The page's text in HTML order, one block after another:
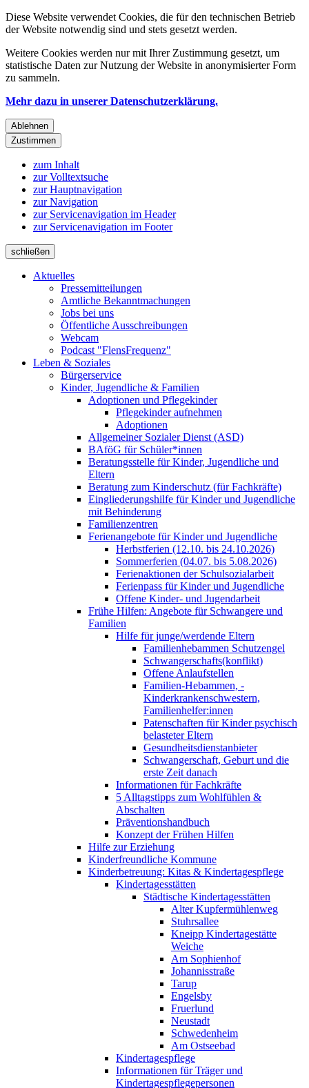
Diese Website verwendet Cookies, die für den technischen Betrieb
der Website notwendig sind und stets gesetzt werden.
Weitere Cookies werden nur mit Ihrer Zustimmung gesetzt, um
statistische Daten zur Nutzung der Website in anonymisierter Form
zu sammeln.
Mehr dazu in unserer Datenschutzerklärung.
Ablehnen
Zustimmen
zum Inhalt
zur Volltextsuche
zur Hauptnavigation
zur Navigation
zur Servicenavigation im Header
zur Servicenavigation im Footer
schließen
Aktuelles
Pressemitteilungen
Amtliche Bekanntmachungen
Jobs bei uns
Öffentliche Ausschreibungen
Webcam
Podcast "FlensFrequenz"
Leben & Soziales
Bürgerservice
Kinder, Jugendliche & Familien
Adoptionen und Pflegekinder
Pflegekinder aufnehmen
Adoptionen
Allgemeiner Sozialer Dienst (ASD)
BAföG für Schüler*innen
Beratungsstelle für Kinder, Jugendliche und
Eltern
Beratung zum Kinderschutz (für Fachkräfte)
Eingliederungshilfe für Kinder und Jugendliche
mit Behinderung
Familienzentren
Ferienangebote für Kinder und Jugendliche
Herbstferien (12.10. bis 24.10.2026)
Sommerferien (04.07. bis 5.08.2026)
Ferienaktionen der Schulsozialarbeit
Ferienpass für Kinder und Jugendliche
Offene Kinder- und Jugendarbeit
Frühe Hilfen: Angebote für Schwangere und
Familien
Hilfe für junge/werdende Eltern
Familienhebammen Schutzengel
Schwangerschafts(konflikt)
Offene Anlaufstellen
Familien-Hebammen, -
Kinderkrankenschwestern,
Familienhelfer:innen
Patenschaften für Kinder psychisch
belasteter Eltern
Gesundheitsdienstanbieter
Schwangerschaft, Geburt und die
erste Zeit danach
Informationen für Fachkräfte
5 Alltagstipps zum Wohlfühlen &
Abschalten
Präventionshandbuch
Konzept der Frühen Hilfen
Hilfe zur Erziehung
Kinderfreundliche Kommune
Kinderbetreuung: Kitas & Kindertagespflege
Kindertagesstätten
Städtische Kindertagesstätten
Alter Kupfermühlenweg
Stuhrsallee
Kneipp Kindertagestätte
Weiche
Am Sophienhof
Johannisstraße
Tarup
Engelsby
Fruerlund
Neustadt
Schwedenheim
Am Ostseebad
Kindertagespflege
Informationen für Träger und
Kindertagespflegepersonen